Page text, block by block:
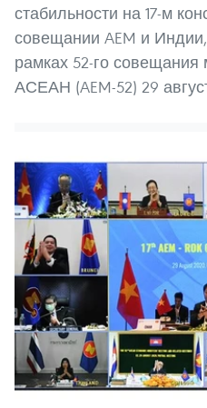
стабильности на 17-м
совещании AEM и
рамках 52-го совещания
АСЕАН (AEM-52) 29